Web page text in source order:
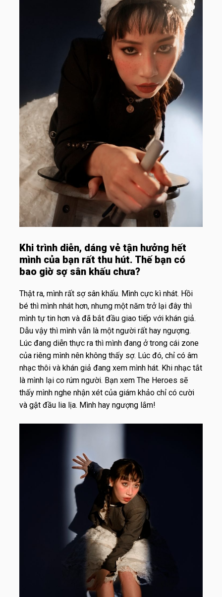
Khi trình diễn, dáng vẻ tận hưởng hết
mình của bạn rất thu hút. Thế bạn có
bao giờ sợ sân khấu chưa?
Thật ra, mình rất sợ sân khấu. Mình cực kì nhát. Hồi
bé thì mình nhát hơn, nhưng một năm trở lại đây thì
mình tự tin hơn và đã bắt đầu giao tiếp với khán giả.
Dẫu vậy thì mình vẫn là một người rất hay ngượng.
Lúc đang diễn thực ra thì mình đang ở trong cái zone
của riêng mình nên không thấy sợ. Lúc đó, chỉ có âm
nhạc thôi và khán giả đang xem mình hát. Khi nhạc tắt
là mình lại co rúm người. Bạn xem The Heroes sẽ
thấy mình nghe nhận xét của giám khảo chỉ có cười
và gật đầu lia lịa. Mình hay ngượng lắm!